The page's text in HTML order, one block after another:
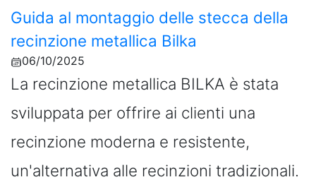
Guida al montaggio delle stecca della
recinzione metallica Bilka
06/10/2025
La recinzione metallica BILKA è stata
sviluppata per offrire ai clienti una
recinzione moderna e resistente,
un'alternativa alle recinzioni tradizionali.